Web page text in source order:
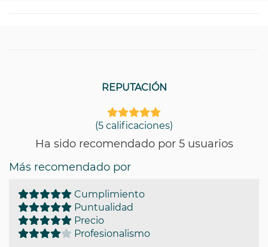
REPUTACIÓN
(5 calificaciones)
Ha sido recomendado por 5 usuarios
Más recomendado por
Cumplimiento
Puntualidad
Precio
Profesionalismo